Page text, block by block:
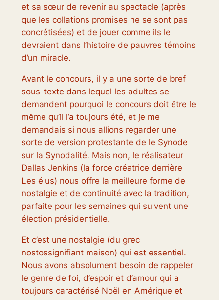
et sa sœur de revenir au spectacle (après
que les collations promises ne se sont pas
concrétisées) et de jouer comme ils le
devraient dans l’histoire de pauvres témoins
d’un miracle.
Avant le concours, il y a une sorte de bref
sous-texte dans lequel les adultes se
demandent pourquoi le concours doit être le
même qu’il l’a toujours été, et je me
demandais si nous allions regarder une
sorte de version protestante de le Synode
sur la Synodalité. Mais non, le réalisateur
Dallas Jenkins (la force créatrice derrière
Les élus) nous offre la meilleure forme de
nostalgie et de continuité avec la tradition,
parfaite pour les semaines qui suivent une
élection présidentielle.
Et c’est une nostalgie (du grec
nostossignifiant maison) qui est essentiel.
Nous avons absolument besoin de rappeler
le genre de foi, d’espoir et d’amour qui a
toujours caractérisé Noël en Amérique et